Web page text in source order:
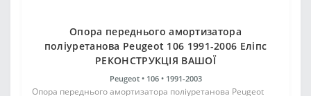
Опора переднього амортизатора
поліуретанова Peugeot 106 1991-2006 Еліпс
РЕКОНСТРУКЦІЯ ВАШОЇ
Peugeot • 106 • 1991-2003
Опора переднього амортизатора поліуретанова Peugeot